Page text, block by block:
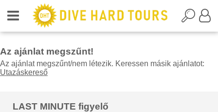
Az ajánlat megszűnt!
Az ajánlat megszűnt/nem létezik. Keressen másik ajánlatot:
Utazáskereső
LAST MINUTE figyelő